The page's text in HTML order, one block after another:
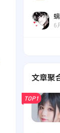
6
文章聚
TOP1